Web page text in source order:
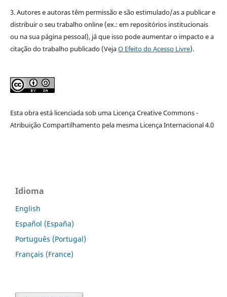
3. Autores e autoras têm permissão e são estimulado/as a publicar e
distribuir o seu trabalho online (ex.: em repositórios institucionais
ou na sua página pessoal), já que isso pode aumentar o impacto e a
citação do trabalho publicado (VejaO Efeito do Acesso Livre).
Esta obra está licenciada sob uma Licença Creative Commons -
Atribuição Compartilhamento pela mesma Licença Internacional 4.0
Idioma
English
Español (España)
Português (Portugal)
Français (France)